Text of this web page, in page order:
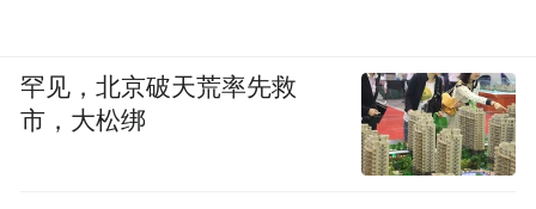
罕见，北京破天荒率先救
市，大松绑